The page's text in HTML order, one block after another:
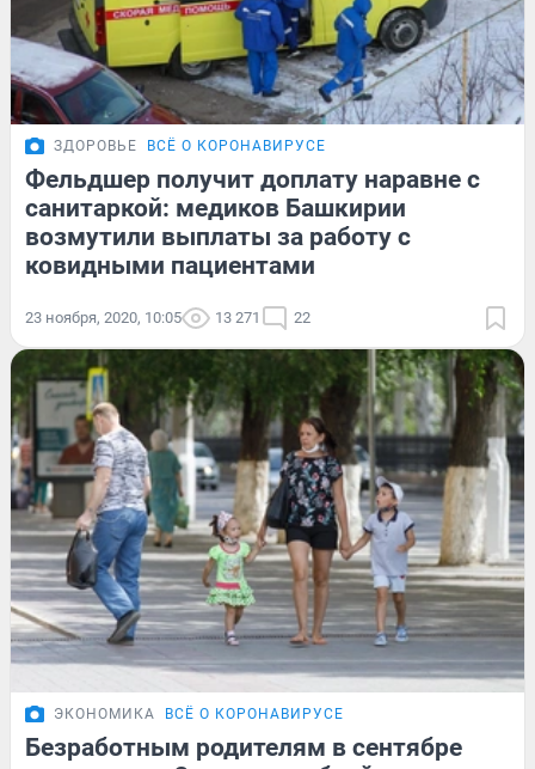
ЗДОРОВЬЕ ВСЁ О КОРОНАВИРУСЕ
Фельдшер получит доплату наравне с
санитаркой: медиков Башкирии
возмутили выплаты за работу с
ковидными пациентами
23 ноября, 2020, 10:05 13 271 22
ЭКОНОМИКА ВСЁ О КОРОНАВИРУСЕ
Безработным родителям в сентябре